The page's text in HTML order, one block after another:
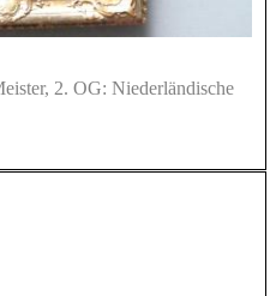
2. OG: Niederländische